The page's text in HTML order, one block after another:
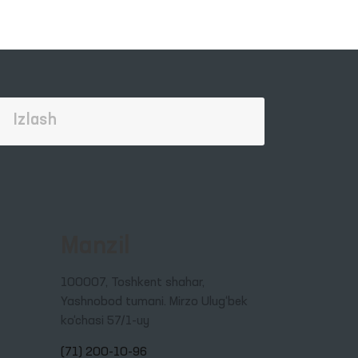
100007, Toshkent shahar,
Yashnobod tumani. Mirzo Ulug‘bek
ko‘chasi 57/1-uy
(71) 200-10-96